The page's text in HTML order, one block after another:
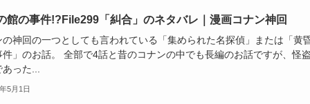
館の事件!?File299「糾合」のネタバレ｜漫画コナン神回
の神回の一つとしても言われている「集められた名探偵」または「黄
件」のお話。 全部で4話と昔のコナンの中でも長編のお話ですが、怪
った...
5月1日